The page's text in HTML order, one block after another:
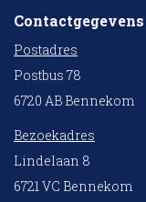
Contactgegevens
Postadres
Postbus 78
6720 AB Bennekom
Bezoekadres
Lindelaan 8
6721 VC Bennekom